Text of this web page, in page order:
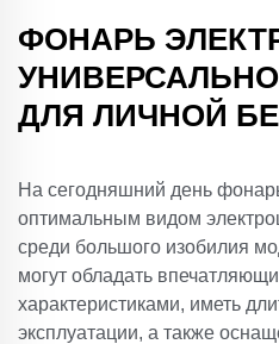
ФОНАРЬ
ДЛЯ ЛИЧНОЙ
На сегодняшний день
оптимальным видом
среди большого изобилия
могут обладать
характеристиками, иметь
эксплуатации, а также